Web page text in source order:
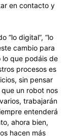
en contacto y
“lo digital”, “lo
cambio para
lo que podáis de
procesos es
sin pensar
un robot nos
trabajarán
entenderá
ahora bien,
hacen más